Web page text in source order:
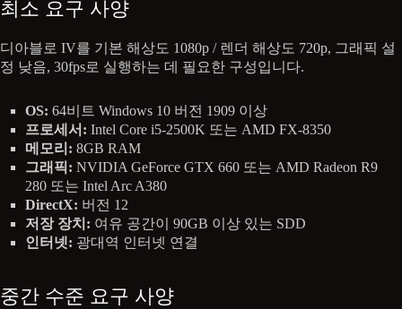
최소 요구 사양
디아블로 IV를 기본 해상도 1080p / 렌더 해상도 720p, 그래픽 설
정 낮음, 30fps로 실행하는 데 필요한 구성입니다.
OS: 64비트 Windows 10 버전 1909 이상
프로세서: Intel Core i5-2500K 또는 AMD FX-8350
메모리: 8GB RAM
그래픽: NVIDIA GeForce GTX 660 또는 AMD Radeon R9
280 또는 Intel Arc A380
DirectX: 버전 12
저장 장치: 여유 공간이 90GB 이상 있는 SDD
인터넷: 광대역 인터넷 연결
중간 수준 요구 사양